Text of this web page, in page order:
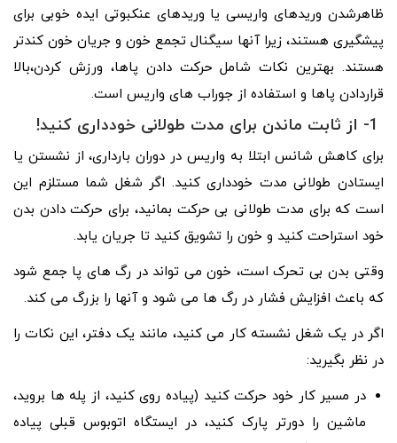
ظاهرشدن وریدهای واریسی یا وریدهای عنکبوتی ایده خوبی برای
پیشگیری هستند، زیرا آنها سیگنال تجمع خون و جریان خون کندتر
هستند. بهترین نکات شامل حرکت دادن پاها، ورزش کردن،بالا
قراردادن پاها و استفاده از جوراب های واریس است.
برای کاهش شانس ابتلا به واریس در دوران بارداری، از نشستن یا
ایستادن طولانی مدت خودداری کنید. اگر شغل شما مستلزم این
است که برای مدت طولانی بی حرکت بمانید، برای حرکت دادن بدن
خود استراحت کنید و خون را تشویق کنید تا جریان یابد.
وقتی بدن بی تحرک است، خون می تواند در رگ های پا جمع شود
که باعث افزایش فشار در رگ ها می شود و آنها را بزرگ می کند.
اگر در یک شغل نشسته کار می کنید، مانند یک دفتر، این نکات را
در نظر بگیرید:
در مسیر کار خود حرکت کنید (پیاده روی کنید، از پله ها بروید،
ماشین را دورتر پارک کنید، در ایستگاه اتوبوس قبلی پیاده